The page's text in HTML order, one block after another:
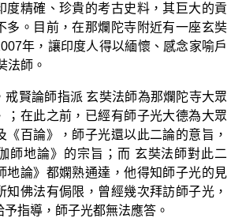
度精確、珍貴的考古史料，其巨大的貢
多。目前，在那爛陀寺附近有一座玄奘
年，讓印度人得以緬懷、感念家喻戶
法師。
戒賢論師指派 玄奘法師為那爛陀寺大眾
；在此之前，已經有師子光大德為大眾
《百論》，師子光還以此二論的意旨，
師地論》的宗旨；而 玄奘法師對此二
地論》都嫻熟通達，他得知師子光的見
知佛法有侷限，曾經幾次拜訪師子光，
指導，師子光都無法應答。